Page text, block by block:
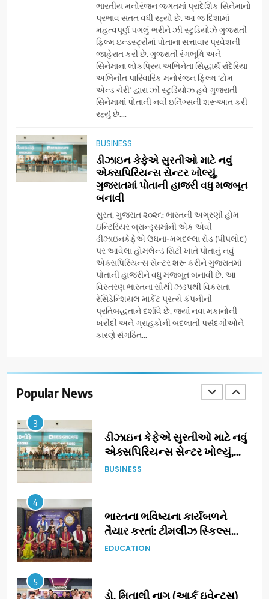
ભારતીય મનોરંજન જગતમાં પ્રાદેશિક સિનેમાનો
પ્રભાવ સતત વધી રહ્યો છે. આ જ દિશામાં
મહત્વપૂર્ણ પગલું ભરીને ઝી સ્ટુડિયોઝે ગુજરાતી
ફિલ્મ ઇન્ડસ્ટ્રીમાં પોતાના સત્તાવાર પ્રવેશની
જાહેરાત કરી છે. ગુજરાતી રંગભૂમિ અને
સિનેમાના લોકપ્રિય અભિનેતા સિદ્ધાર્થ રાંદેરિયા
અભિનીત પારિવારિક મનોરંજન ફિલ્મ ‘ટોમ
એન્ડ ચેરી’ દ્વારા ઝી સ્ટુડિયોઝ હવે ગુજરાતી
સિનેમામાં પોતાની નવી ઇનિંગ્સની શરૂઆત કરી
રહ્યું છે....
BUSINESS
ડીઝાઇન કેફેએ સુરતીઓ માટે નવું
એક્સપિરિયન્સ સેન્ટર ખોલ્યું,
ગુજરાતમાં પોતાની હાજરી વધુ મજબૂત
બનાવી
સુરત, ગુજરાત ૨૦૨૬: ભારતની અગ્રણી હોમ
ઇન્ટિરિયર બ્રાન્ડ્સમાંની એક એવી
ડીઝાઇનકેફેએ ઉધના-મગદલ્લા રોડ (પીપલોદ)
પર આવેલા હોમલેન્ડ સિટી ખાતે પોતાનું નવું
એક્સપિરિયન્સ સેન્ટર શરૂ કરીને ગુજરાતમાં
પોતાની હાજરીને વધુ મજબૂત બનાવી છે. આ
વિસ્તરણ ભારતના સૌથી ઝડપથી વિકસતા
રેસિડેન્શિયલ માર્કેટ પ્રત્યે કંપનીની
પ્રતિબદ્ધતાને દર્શાવે છે, જ્યાં નવા મકાનોની
ખરીદી અને ગ્રાહકોની બદલાતી પસંદગીઓને
કારણે સંગઠિત...
Popular News
177 દેશો અને 52 લાખ દર્શકો:
ગુજરાતી OTT પ્લેટફોર્મ ‘જોજો’
(JOJO) નો વિશ્વભરમાં દબદબો
BUSINESS
અમદાવાદમાં યોજાયેલા ‘ઓકલ્ટ
ટેરોટ રીડર પુનિતજી લુલ્લા એ ટેરોટ
કાર્ડ રીડિંગ અંગે માહિતી આપી
AHMEDABAD
8
ગ્લોબલ એક્સેલન્સ ફોરમ દ્વારા
નેશનલ લીડરશિપ કોન્કલેવ તથા
ભારત સમ્માન ૨૦૨૬નો ભવ્ય અને
પ્રતિષ્ઠિત કાર્યક્રમ નવી દિલ્હીમાં
સફળતાપૂર્વક યોજાયો
BUSINESS
ગેટ સેટ ગો રિવ્યુ: ગુજરાતી
સિનેમામાં એક્શન અને રોમાંચનો
એક તદ્દન નવો અને અનોખો
અંદાજ
ENTERTAINMENT
ગ્રાન્ડ એન્ટ્રી: સિદ્ધાર્થ રાંદેરિયાની
‘ટોમ એન્ડ ચેરી’ સાથે નવા યુગની
3
ડીઝાઇન કેફેએ સુરતીઓ માટે નવું
એક્સપિરિયન્સ સેન્ટર ખોલ્યું,
ગુજરાતમાં પોતાની હાજરી વધુ
BUSINESS
4
ભારતના ભવિષ્યના કાર્યબળને
તૈયાર કરતાં: ટીમલીઝ સ્કિલ્સ
યુનિવર્સિટીએ 65 સ્નાતકોને ડિગ્રી
EDUCATION
5
ડો. મિતાલી નાગ (આર્ક ઇવેન્ટ્સ)